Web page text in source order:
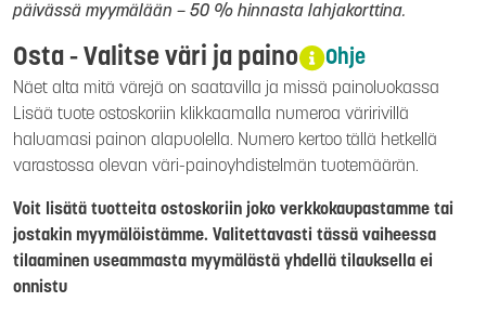
päivässä myymälään – 50 % hinnasta lahjakorttina.
Osta - Valitse väri ja paino Ohje
Näet alta mitä värejä on saatavilla ja missä painoluokassa
Lisää tuote ostoskoriin klikkaamalla numeroa väririvillä
haluamasi painon alapuolella. Numero kertoo tällä hetkellä
varastossa olevan väri-painoyhdistelmän tuotemäärän.
Voit lisätä tuotteita ostoskoriin joko verkkokaupastamme tai
jostakin myymälöistämme. Valitettavasti tässä vaiheessa
tilaaminen useammasta myymälästä yhdellä tilauksella ei
onnistu